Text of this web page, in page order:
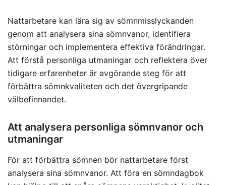
Nattarbetare kan lära sig av sömnmisslyckanden
genom att analysera sina sömnvanor, identifiera
störningar och implementera effektiva förändringar.
Att förstå personliga utmaningar och reflektera över
tidigare erfarenheter är avgörande steg för att
förbättra sömnkvaliteten och det övergripande
välbefinnandet.
Att analysera personliga sömnvanor och
utmaningar
För att förbättra sömnen bör nattarbetare först
analysera sina sömnvanor. Att föra en sömndagbok